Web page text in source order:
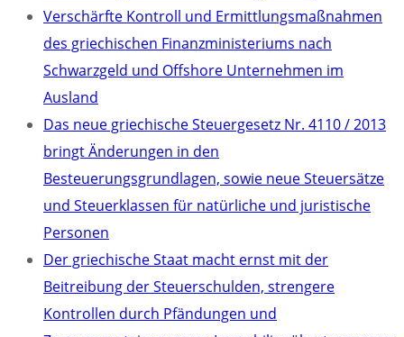
Verschärfte Kontroll und Ermittlungsmaßnahmen
des griechischen Finanzministeriums nach
Schwarzgeld und Offshore Unternehmen im
Ausland
Das neue griechische Steuergesetz Nr. 4110 / 2013
bringt Änderungen in den
Besteuerungsgrundlagen, sowie neue Steuersätze
und Steuerklassen für natürliche und juristische
Personen
Der griechische Staat macht ernst mit der
Beitreibung der Steuerschulden, strengere
Kontrollen durch Pfändungen und